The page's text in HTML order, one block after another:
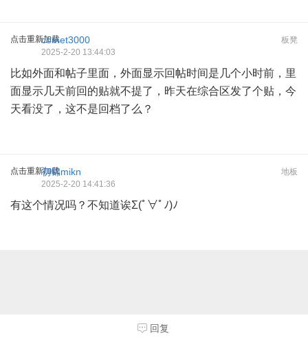
点击重新加载 板凳
comet3000
2025-2-20 13:44:03
比如外面和帖子里面，外面显示回帖时间是几个小时前，里
面显示几天前回的贴就不提了，昨天在综合区发了个贴，今
天看没了，这不是回档了么？
点击重新加载 地板
初锦mikn
2025-2-20 14:41:36
有这个情况吗？不知道诶Σ(ﾟ∀ﾟﾉ)ﾉ
回复